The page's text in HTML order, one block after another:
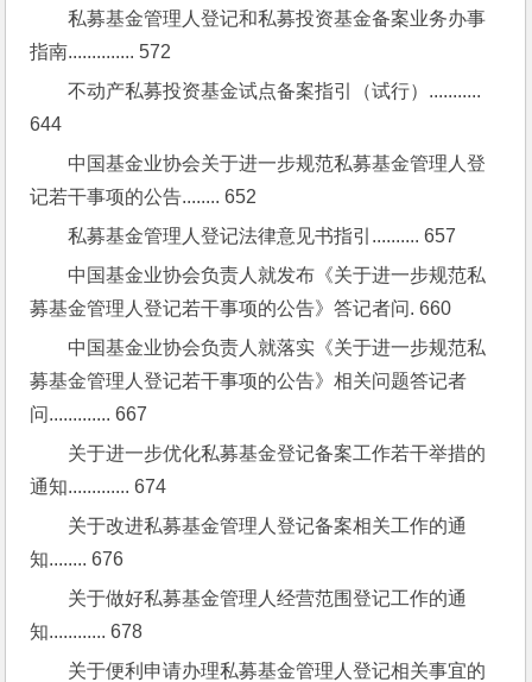
私募基金管理人登记和私募投资基金备案业务办事
指南.............. 572
不动产私募投资基金试点备案指引（试行）...........
644
中国基金业协会关于进一步规范私募基金管理人登
记若干事项的公告........ 652
私募基金管理人登记法律意见书指引.......... 657
中国基金业协会负责人就发布《关于进一步规范私
募基金管理人登记若干事项的公告》答记者问. 660
中国基金业协会负责人就落实《关于进一步规范私
募基金管理人登记若干事项的公告》相关问题答记者
问............. 667
关于进一步优化私募基金登记备案工作若干举措的
通知............. 674
关于改进私募基金管理人登记备案相关工作的通
知........ 676
关于做好私募基金管理人经营范围登记工作的通
知............ 678
关于便利申请办理私募基金管理人登记相关事宜的